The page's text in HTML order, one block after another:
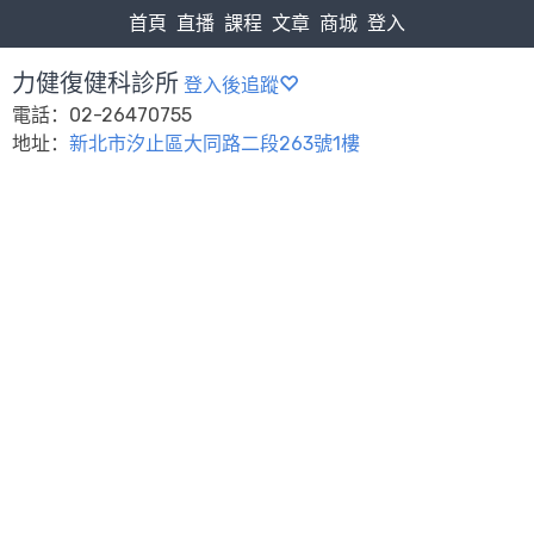
首頁 直播 課程 文章 商城 登入
力健復健科診所 登入後追蹤
電話：02-26470755
地址： 新北市汐止區大同路二段263號1樓